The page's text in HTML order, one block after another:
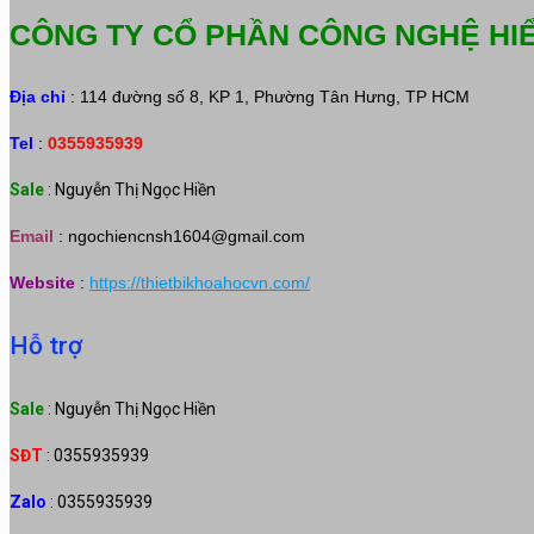
CÔNG TY CỔ PHẦN CÔNG NGHỆ
Địa chỉ : 114 đường số 8, KP 1, Phường Tân Hưng, TP HCM
Tel : 0355935939
Sale : Nguyễn Thị Ngọc Hiền
Email : ngochiencnsh1604@gmail.com
Website : https://thietbikhoahocvn.com/
Hỗ trợ
Sale : Nguyễn Thị Ngọc Hiền
SĐT : 0355935939
Zalo : 0355935939